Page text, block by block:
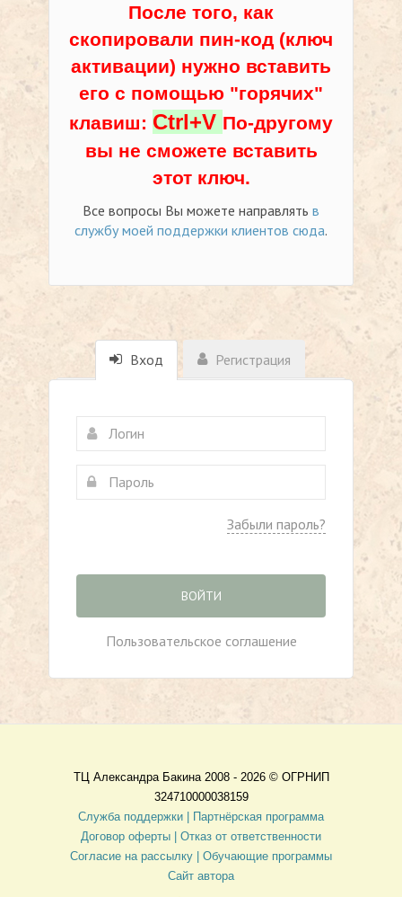
После того, как
скопировали пин-код (ключ
активации) нужно вставить
его с помощью "горячих"
клавиш: Ctrl+V По-другому
вы не сможете вставить
этот ключ.
Все вопросы Вы можете направлять в
службу моей поддержки клиентов сюда.
Вход Регистрация
Забыли пароль?
ВОЙТИ
Пользовательское соглашение
ТЦ Александра Бакина 2008 - 2026 © ОГРНИП
324710000038159
Служба поддержки |
Партнёрская программа
Договор оферты
| Отказ от ответственности
Согласие на рассылку | Обучающие программы
Сайт автора